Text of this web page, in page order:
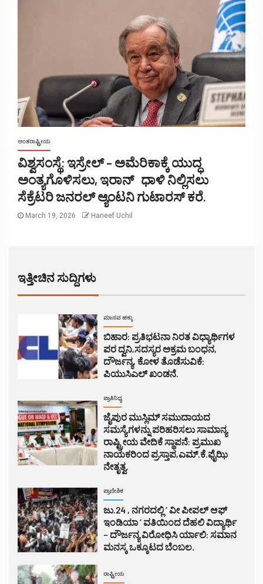
ಅಂತರಾಷ್ಟ್ರೀಯ
ವಿಶ್ವಸಂಸ್ಥೆ: ಇಸ್ರೇಲ್ – ಅಮೆರಿಕಾಕ್ಕೆ ಯುದ್ಧ
ಅಂತ್ಯಗೊಳಿಸಲು, ಇರಾನ್ ಧಾಳಿ ನಿಲ್ಲಿಸಲು
ಸೆಕ್ರೆಟರಿ ಜನರಲ್ ಆ್ಯಂಟನಿ ಗುಟಾರಸ್ ಕರೆ.
March 19, 2026 Haneef Uchil
ಇತ್ತೀಚಿನ ಸುದ್ದಿಗಳು
ಮಾನವ ಹಕ್ಕು
ಬಿಹಾರ: ಪ್ರತಿಭಟನಾ ನಿರತ ವಿಧ್ಯಾರ್ಥಿಗಳ
ಪರ ದ್ವನಿ,ಸದಸ್ಯರ ಅಕ್ರಮ ಬಂಧನ,
ದೌರ್ಜನ್ಯ, ಕೋಳ ತೊಡೆಸುವಿಕೆ:
ಪಿಯುಸಿಎಲ್ ಖಂಡನೆ.
ಪ್ರಾತಿನಿಧ್ಯ
ಜೈಪುರ ಮುಸ್ಲಿಮ್ ಸಮುದಾಯದ
ಸಮಸ್ಯೆಗಳನ್ನು ಪರಿಹರಿಸಲು ಸಾಮಾನ್ಯ
ರಾಷ್ಟ್ರೀಯ ವೇದಿಕೆ ಸ್ಥಾಪನೆ: ಪ್ರಮುಖ
ನಾಯಕರಿಂದ ಪ್ರಸ್ತಾಪ,ಎಮ್.ಕೆ.ಫೈಝಿ
ನೇತೃತ್ವ.
ಪ್ರಾದೇಶಿಕ
ಜು.24 , ನಗರದಲ್ಲಿ ‘ ವೀ ಪೀಪಲ್ ಆಫ್
ಇಂಡಿಯಾ ‘ ವತಿಯಿಂದ ದೆಹಲಿ ವಿದ್ಯಾರ್ಥಿ
– ದೌರ್ಜನ್ಯ ವಿರೋಧಿಸಿ ರ್ಯಾಲಿ: ಸಮಾನ
ಮನಸ್ಕ ಒಕ್ಕೂಟದ ಬೆಂಬಲ.
ರಾಷ್ಟ್ರೀಯ